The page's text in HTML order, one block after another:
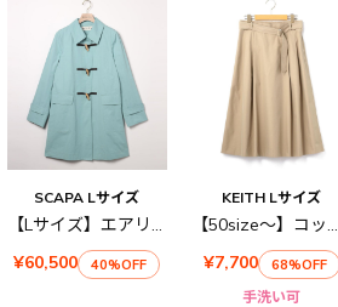
SCAPA Lサイズ
【Lサイズ】エアリーツイルコート
¥60,500
40%OFF
KEITH Lサイズ
【50size～】コットンシャンブレー スカート
¥7,700
68%OFF
手洗い可